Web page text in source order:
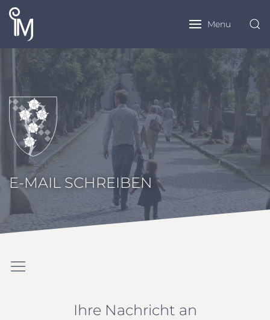
Menu
E-MAIL SCHREIBEN
Ihre Nachricht an